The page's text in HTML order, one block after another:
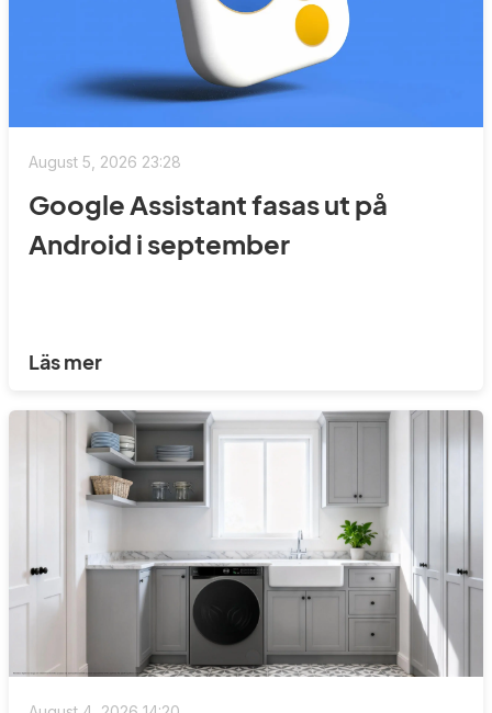
August 5, 2026 23:28
Google Assistant fasas ut på
Android i september
Läs mer